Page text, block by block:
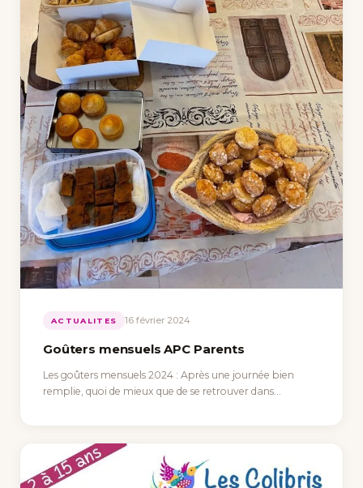
ACTUALITES 16 février 2024
Goûters mensuels APC Parents
Les goûters mensuels 2024 : Après une journée bien
remplie, quoi de mieux que de se retrouver dans…